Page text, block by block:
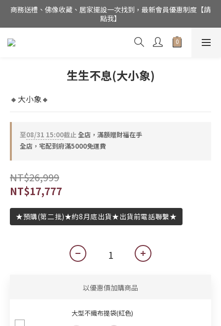
公司電話(02)27852017，門市為預約制【請點我】
商務送禮、佛像收藏、居家擺設一次找到，最新會員優惠制度【請
點我】
銅作TUMZUO為銅師傅台灣唯一總代理，用實誠合理的價格，讓
銅工藝成為您的居家美飾
公司電話(02)27852017，門市為預約制【請點我】
生生不息(大小象)
🔸大小象🔸
至08/31 15:00截止全店，滿額贈財福在手
全店，宅配到府滿5000免運費
NT$26,999
NT$17,777
★預購(第二批)★約8月底出貨★出貨前電話聯繫★
以優惠價加購商品
大型不織布提袋(紅色)